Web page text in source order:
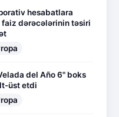
hesabatlara
faiz dərəcələrinin təsiri
del Año 6" boks
üst etdi